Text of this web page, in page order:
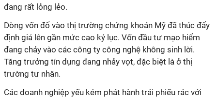
đang rất lỏng lẻo.
Dòng vốn đổ vào thị trường chứng khoán Mỹ đã thúc đẩy
định giá lên gần mức cao kỷ lục. Vốn đầu tư mạo hiểm
đang chảy vào các công ty công nghệ không sinh lời.
Tăng trưởng tín dụng đang nhảy vọt, đặc biệt là ở thị
trường tư nhân.
Các doanh nghiệp yếu kém phát hành trái phiếu rác với